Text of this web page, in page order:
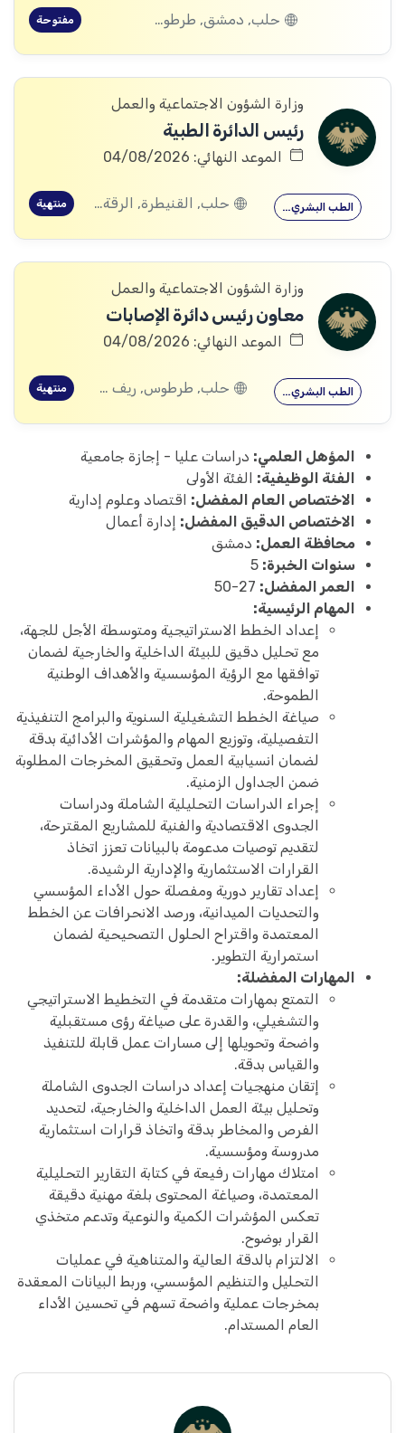
حلب, دمشق, طرطوس, ريف دمشق, ديرالزور, درعا, السويداء, إدلب, القنيطرة, اللاذقية, الرقة, حمص, الحسكة, حماة مفتوحة
وزارة الشؤون الاجتماعية والعمل
رئيس الدائرة الطبية
الموعد النهائي: 04/08/2026
الطب البشري… حلب, القنيطرة, الرقة, ادلب منتهية
وزارة الشؤون الاجتماعية والعمل
معاون رئيس دائرة الإصابات
الموعد النهائي: 04/08/2026
الطب البشري… حلب, طرطوس, ريف دمشق, ديرالزور, درعا, السويداء, إدلب, القنيطرة, اللاذقية, الرقة, حمص, الحسكة, حماة منتهية
المؤهل العلمي: دراسات عليا - إجازة جامعية
الفئة الوظيفية: الفئة الأولى
الاختصاص العام المفضل: اقتصاد وعلوم إدارية
الاختصاص الدقيق المفضل: إدارة أعمال
محافظة العمل: دمشق
سنوات الخبرة:
العمر المفضل:
المهام الرئيسية:
إعداد الخطط الاستراتيجية ومتوسطة الأجل للجهة،
مع تحليل دقيق للبيئة الداخلية والخارجية لضمان
توافقها مع الرؤية المؤسسية والأهداف الوطنية
الطموحة.
صياغة الخطط التشغيلية السنوية والبرامج التنفيذية
التفصيلية، وتوزيع المهام والمؤشرات الأدائية بدقة
لضمان انسيابية العمل وتحقيق المخرجات المطلوبة
ضمن الجداول الزمنية.
إجراء الدراسات التحليلية الشاملة ودراسات
الجدوى الاقتصادية والفنية للمشاريع المقترحة،
لتقديم توصيات مدعومة بالبيانات تعزز اتخاذ
القرارات الاستثمارية والإدارية الرشيدة.
إعداد تقارير دورية ومفصلة حول الأداء المؤسسي
والتحديات الميدانية، ورصد الانحرافات عن الخطط
المعتمدة واقتراح الحلول التصحيحية لضمان
استمرارية التطوير.
المهارات المفضلة:
التمتع بمهارات متقدمة في التخطيط الاستراتيجي
والتشغيلي، والقدرة على صياغة رؤى مستقبلية
واضحة وتحويلها إلى مسارات عمل قابلة للتنفيذ
والقياس بدقة.
إتقان منهجيات إعداد دراسات الجدوى الشاملة
وتحليل بيئة العمل الداخلية والخارجية، لتحديد
الفرص والمخاطر بدقة واتخاذ قرارات استثمارية
مدروسة ومؤسسية.
امتلاك مهارات رفيعة في كتابة التقارير التحليلية
المعتمدة، وصياغة المحتوى بلغة مهنية دقيقة
تعكس المؤشرات الكمية والنوعية وتدعم متخذي
القرار بوضوح.
الالتزام بالدقة العالية والمتناهية في عمليات
التحليل والتنظيم المؤسسي، وربط البيانات المعقدة
بمخرجات عملية واضحة تسهم في تحسين الأداء
العام المستدام.